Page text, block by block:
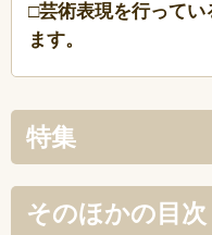
□芸術表現を行ってい
ます。
特集
そのほかの目次